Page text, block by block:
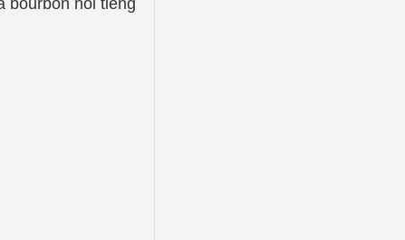
bourbon nổi tiếng